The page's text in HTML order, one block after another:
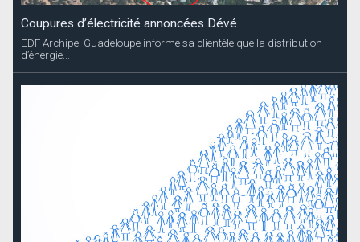
Coupures d’électricité annoncées Dévé
EDF Archipel Guadeloupe informe sa clientèle que la distribution
d’énergie...